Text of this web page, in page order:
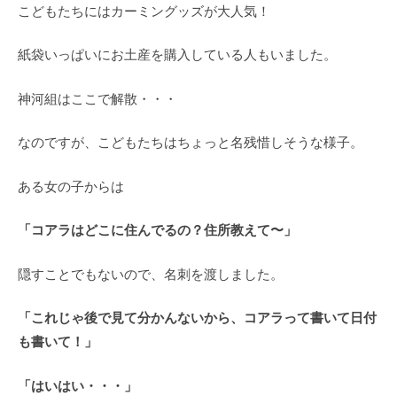
こどもたちにはカーミングッズが大人気！
紙袋いっぱいにお土産を購入している人もいました。
神河組はここで解散・・・
なのですが、こどもたちはちょっと名残惜しそうな様子。
ある女の子からは
「コアラはどこに住んでるの？住所教えて〜」
隠すことでもないので、名刺を渡しました。
「これじゃ後で見て分かんないから、コアラって書いて日付
も書いて！」
「はいはい・・・」